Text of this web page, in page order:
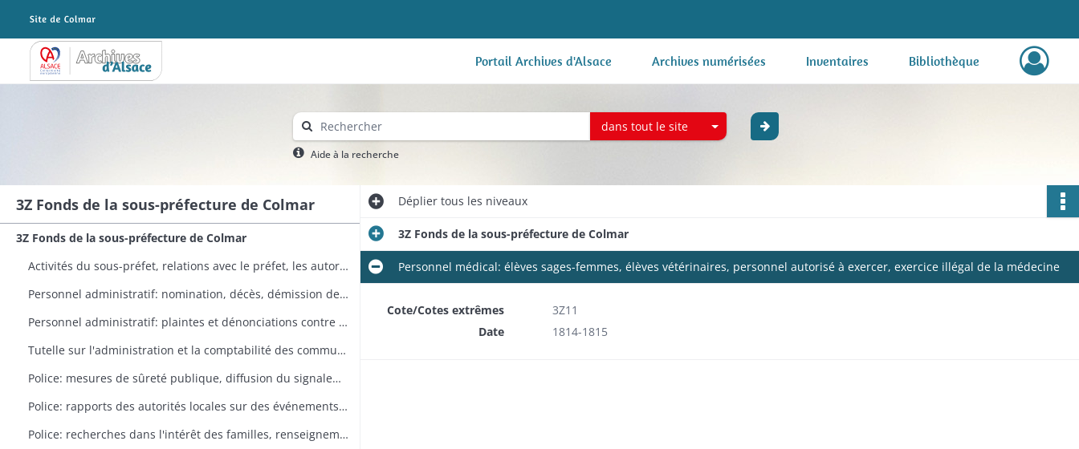
Archives Alsace - Colmar Portail Archives d'Alsace Archives numérisées Inventaires Bibliothèque
dans tout le site
Aide à la recherche
3Z Fonds de la sous-préfecture de Colmar
3Z Fonds de la sous-préfecture de Colmar
Activités du sous-préfet, relations avec le préfet, les autorités locales et ses administrés
Personnel administratif: nomination, décès, démission de conseillers généraux, maires, adjoints et conseillers municipaux
Personnel administratif: plaintes et dénonciations contre des maires, adjoints, conseillers municipaux et secrétaires de mairie
Tutelle sur l'administration et la comptabilité des communes et établissements publics (hospices, fabriques d'églises), travaux aux cours d'eau et aux canaux
Police: mesures de sûreté publique, diffusion du signalement de criminels, d'espions et d'opposants politiques, surveillance des condamnés libérés et des voyageurs, répression de la contrebande
Police: rapports des autorités locales sur des événements extraordinaires (incendies, épidémies, épizooties, atteintes aux biens et aux personnes, propos séditieux)
Police: recherches dans l'intérêt des familles, renseignements sur des particuliers
Dépliertous les niveaux
3Z Fonds de la sous-préfecture de Colmar
Personnel médical: élèves sages-femmes, élèves vétérinaires, personnel autorisé à exercer, exercice illégal de la médecine
Cote/Cotes extrêmes
3Z11
Date
1814-1815